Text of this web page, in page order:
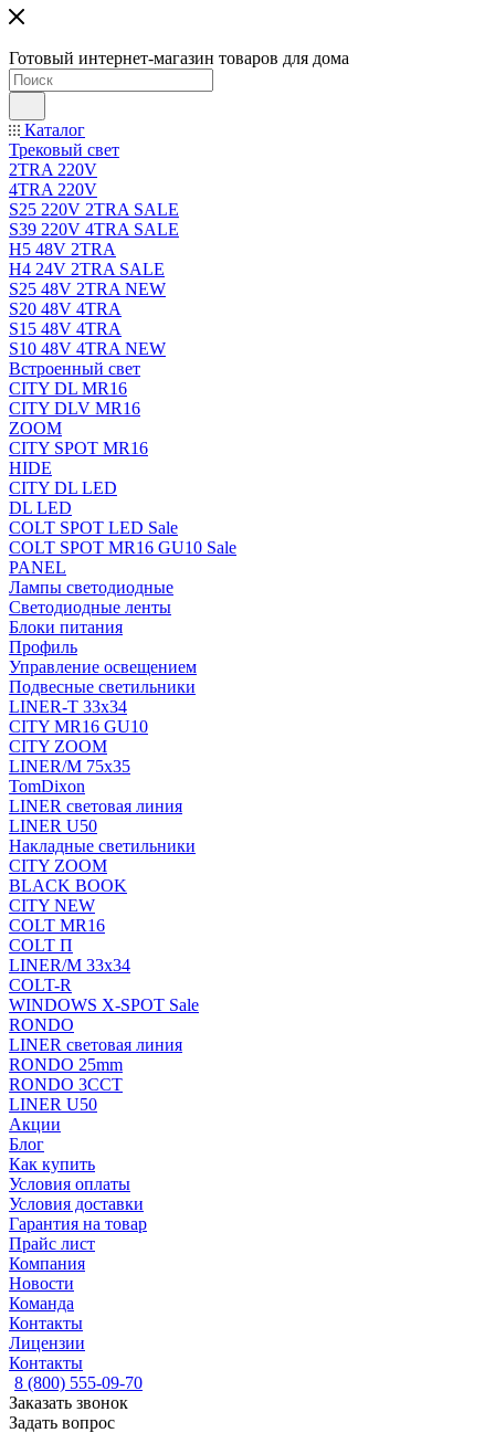
Готовый интернет-магазин товаров для дома
Каталог
Трековый свет
2TRA 220V
4TRA 220V
S25 220V 2TRA SALE
S39 220V 4TRA SALE
H5 48V 2TRA
H4 24V 2TRA SALE
S25 48V 2TRA NEW
S20 48V 4TRA
S15 48V 4TRA
S10 48V 4TRA NEW
Встроенный свет
CITY DL MR16
CITY DLV MR16
ZOOM
CITY SPOT MR16
HIDE
CITY DL LED
DL LED
COLT SPOT LED Sale
COLT SPOT MR16 GU10 Sale
PANEL
Лампы светодиодные
Светодиодные ленты
Блоки питания
Профиль
Управление освещением
Подвесные светильники
LINER-T 33x34
CITY MR16 GU10
CITY ZOOM
LINER/M 75х35
TomDixon
LINER световая линия
LINER U50
Накладные светильники
CITY ZOOM
BLACK BOOK
CITY NEW
COLT MR16
COLT П
LINER/М 33х34
COLT-R
WINDOWS X-SPOT Sale
RONDO
LINER световая линия
RONDO 25mm
RONDO 3CCT
LINER U50
Акции
Блог
Как купить
Условия оплаты
Условия доставки
Гарантия на товар
Прайс лист
Компания
Новости
Команда
Контакты
Лицензии
Контакты
8 (800) 555-09-70
Заказать звонок
Задать вопрос